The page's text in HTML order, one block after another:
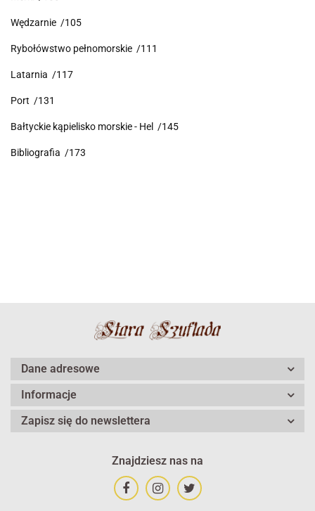
Wędzarnie /105
Rybołówstwo pełnomorskie /111
Latarnia /117
Port /131
Bałtyckie kąpielisko morskie - Hel /145
Bibliografia /173
Dane adresowe
Informacje
Zapisz się do newslettera
Znajdziesz nas na